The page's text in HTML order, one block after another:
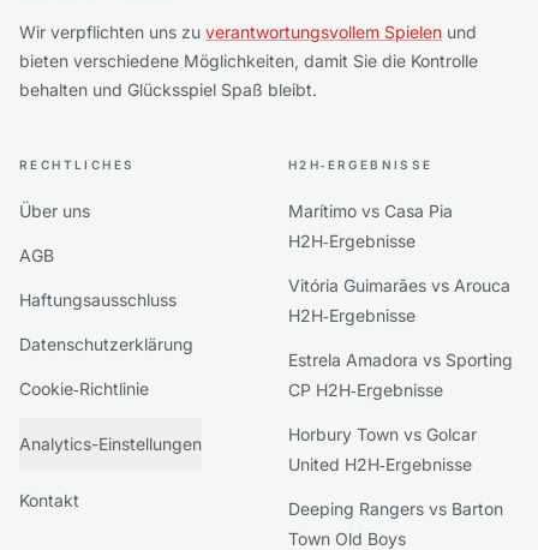
Wir verpflichten uns zu verantwortungsvollem Spielen und
bieten verschiedene Möglichkeiten, damit Sie die Kontrolle
behalten und Glücksspiel Spaß bleibt.
RECHTLICHES
Über uns
AGB
Haftungsausschluss
Datenschutzerklärung
Cookie‑Richtlinie
Analytics-Einstellungen
Kontakt
H2H‑ERGEBNISSE
Marítimo vs Casa Pia
H2H‑Ergebnisse
Vitória Guimarães vs Arouca
H2H‑Ergebnisse
Estrela Amadora vs Sporting
CP H2H‑Ergebnisse
Horbury Town vs Golcar
United H2H‑Ergebnisse
Deeping Rangers vs Barton
Town Old Boys